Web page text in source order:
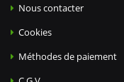
Nous contacter
Cookies
Méthodes de paiement